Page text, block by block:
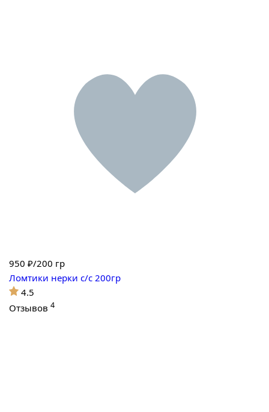
950 ₽/200 гр
Ломтики нерки с/с 200гр
4.5
Отзывов 4